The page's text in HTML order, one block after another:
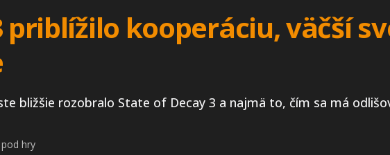
priblížilo kooperáciu, väčší
bližšie rozobralo State of Decay 3 a najmä to, čím sa má
hry